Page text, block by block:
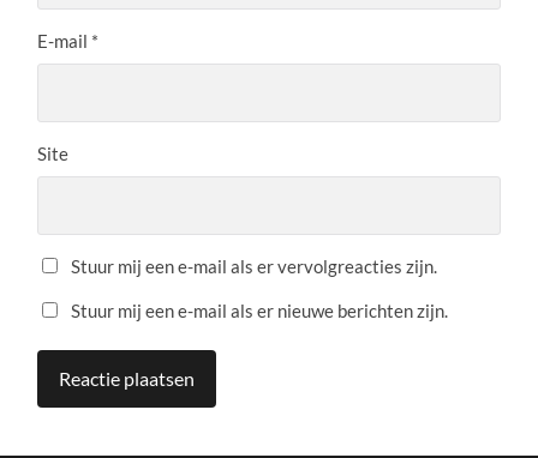
E-mail *
Site
Stuur mij een e-mail als er vervolgreacties zijn.
Stuur mij een e-mail als er nieuwe berichten zijn.